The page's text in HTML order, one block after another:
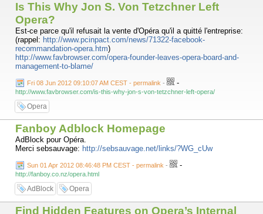
Is This Why Jon S. Von Tetzchner Left
Opera?
Est-ce parce qu'il refusait la vente d'Opéra qu'il a quitté l'entreprise:
(rappel: http://www.pcinpact.com/news/71322-facebook-
recommandation-opera.htm)
http://www.favbrowser.com/opera-founder-leaves-opera-board-and-
management-to-blame/
Fri 08 Jun 2012 09:10:07 AM CEST - permalink - -
http://www.favbrowser.com/is-this-why-jon-s-von-tetzchner-left-opera/
Opera
Fanboy Adblock Homepage
AdBlock pour Opéra.
Merci sebsauvage: http://sebsauvage.net/links/?WG_cUw
Sun 01 Apr 2012 08:46:48 PM CEST - permalink - -
http://fanboy.co.nz/opera.html
AdBlock Opera
Find Hidden Features on Opera’s Internal